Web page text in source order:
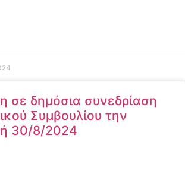
σε δημόσια συνεδρίαση
Συμβουλίου την
30/8/2024